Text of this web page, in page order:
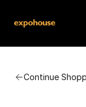
Continue